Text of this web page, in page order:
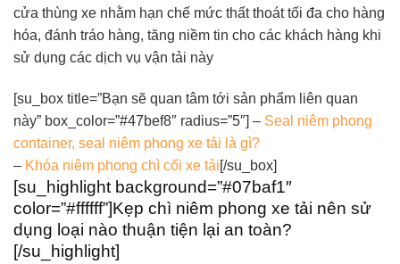
cửa thùng xe nhằm hạn chế mức thất thoát tối đa cho hàng
hóa, đánh tráo hàng, tăng niềm tin cho các khách hàng khi
sử dụng các dịch vụ vận tải này
[su_box title=”Bạn sẽ quan tâm tới sản phẩm liên quan
này” box_color=”#47bef8″ radius=”5″] – Seal niêm phong
container, seal niêm phong xe tải là gì?
– Khóa niêm phong chì cối xe tải[/su_box]
[su_highlight background=”#07baf1″
color=”#ffffff”]Kẹp chì niêm phong xe tải nên sử
dụng loại nào thuận tiện lại an toàn?
[/su_highlight]